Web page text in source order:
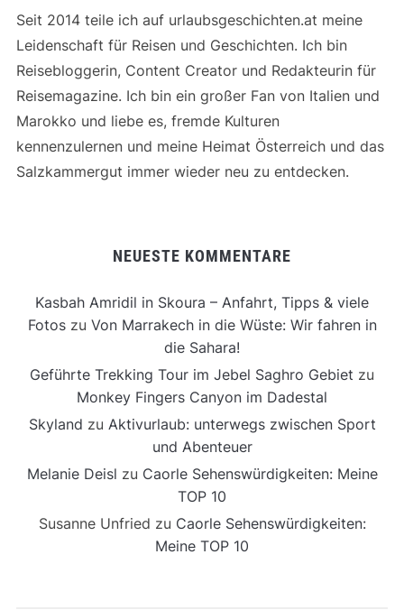
Seit 2014 teile ich auf urlaubsgeschichten.at meine
Leidenschaft für Reisen und Geschichten. Ich bin
Reisebloggerin, Content Creator und Redakteurin für
Reisemagazine. Ich bin ein großer Fan von Italien und
Marokko und liebe es, fremde Kulturen
kennenzulernen und meine Heimat Österreich und das
Salzkammergut immer wieder neu zu entdecken.
NEUESTE KOMMENTARE
Kasbah Amridil in Skoura – Anfahrt, Tipps & viele
Fotoszu Von Marrakech in die Wüste: Wir fahren in
die Sahara!
Geführte Trekking Tour im Jebel Saghro Gebiet zu
Monkey Fingers Canyon im Dadestal
Skyland zu Aktivurlaub: unterwegs zwischen Sport
und Abenteuer
Melanie Deisl zu Caorle Sehenswürdigkeiten: Meine
TOP 10
Susanne Unfried zu Caorle Sehenswürdigkeiten:
Meine TOP 10